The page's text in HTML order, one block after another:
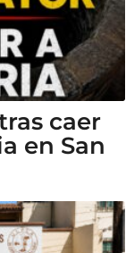
caer
en San